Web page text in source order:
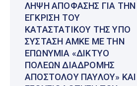
ΛΉΨΗ ΑΠΌΦΑΣΗΣ ΓΙΑ ΤΗΝ
ΈΓΚΡΙΣΗ ΤΟΥ
ΚΑΤΑΣΤΑΤΙΚΟΎ ΤΗΣ ΥΠΌ
ΣΎΣΤΑΣΗ ΑΜΚΕ ΜΕ ΤΗΝ
ΕΠΩΝΥΜΊΑ «ΔΊΚΤΥΟ
ΠΌΛΕΩΝ ΔΙΑΔΡΟΜΉΣ
ΑΠΟΣΤΌΛΟΥ ΠΑΎΛΟΥ» ΚΑΙ